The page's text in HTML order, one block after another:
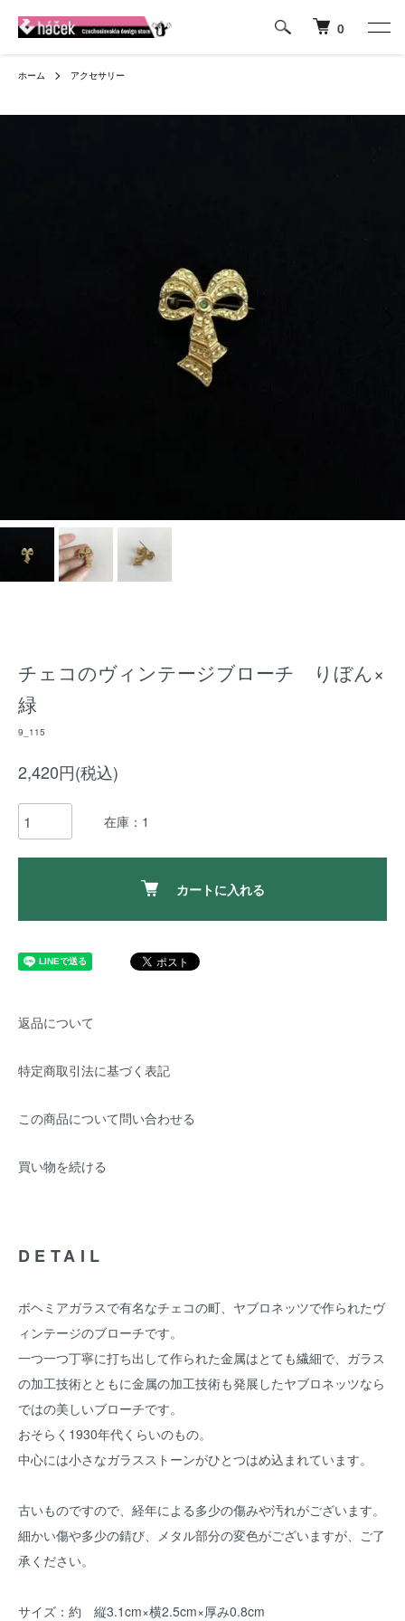
0
ホーム アクセサリー
チェコのヴィンテージブローチ りぼん×
緑
9_115
2,420円(税込)
在庫：1
カートに入れる
返品について
特定商取引法に基づく表記
この商品について問い合わせる
買い物を続ける
DETAIL
ボヘミアガラスで有名なチェコの町、ヤブロネッツで作られたヴ
ィンテージのブローチです。
一つ一つ丁寧に打ち出して作られた金属はとても繊細で、ガラス
の加工技術とともに金属の加工技術も発展したヤブロネッツなら
ではの美しいブローチです。
おそらく1930年代くらいのもの。
中心には小さなガラスストーンがひとつはめ込まれています。
古いものですので、経年による多少の傷みや汚れがございます。
細かい傷や多少の錆び、メタル部分の変色がございますが、ご了
承ください。
サイズ：約 縦3.1cm×横2.5cm×厚み0.8cm